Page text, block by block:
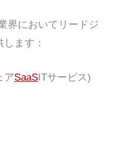
界においてリードジ
ます：
アSaaS ITサービス)